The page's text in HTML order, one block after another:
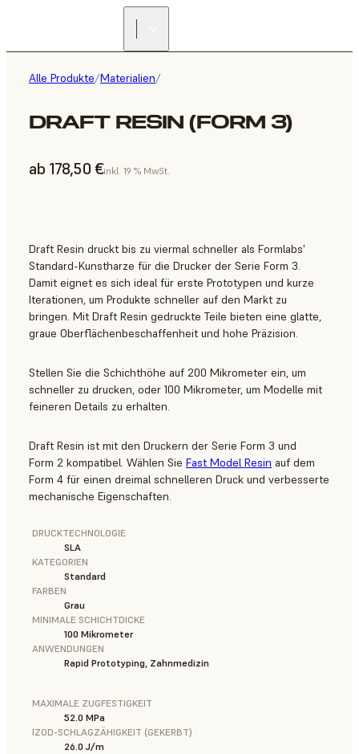
Alle Produkte/Materialien/
DRAFT RESIN (FORM 3)
ab 178,50 €inkl. 19 % MwSt.
Draft Resin druckt bis zu viermal schneller als Formlabs'
Standard-Kunstharze für die Drucker der Serie Form 3.
Damit eignet es sich ideal für erste Prototypen und kurze
Iterationen, um Produkte schneller auf den Markt zu
bringen. Mit Draft Resin gedruckte Teile bieten eine glatte,
graue Oberflächenbeschaffenheit und hohe Präzision.
Stellen Sie die Schichthöhe auf 200 Mikrometer ein, um
schneller zu drucken, oder 100 Mikrometer, um Modelle mit
feineren Details zu erhalten.
Draft Resin ist mit den Druckern der Serie Form 3 und
Form 2 kompatibel. Wählen Sie Fast Model Resin auf dem
Form 4 für einen dreimal schnelleren Druck und verbesserte
mechanische Eigenschaften.
DRUCKTECHNOLOGIE
SLA
KATEGORIEN
Standard
FARBEN
Grau
MINIMALE SCHICHTDICKE
100 Mikrometer
ANWENDUNGEN
Rapid Prototyping, Zahnmedizin
MAXIMALE ZUGFESTIGKEIT
52.0 MPa
IZOD-SCHLAGZÄHIGKEIT (GEKERBT)
26.0 J/m